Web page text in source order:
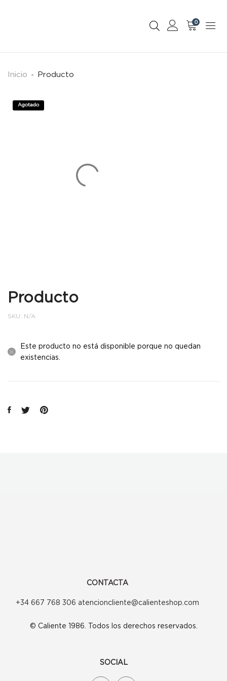
0
Inicio Producto
Agotado
Producto
SKU: N/A
Este producto no está disponible porque no quedan
existencias.
CONTACTA
+34 667 768 306 atencioncliente@calienteshop.com
© Caliente 1986. Todos los derechos reservados.
SOCIAL